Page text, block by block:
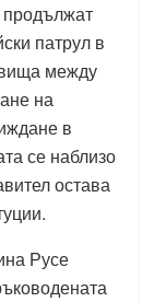
патрул в
между
на
в
се наблизо
остава
Русе